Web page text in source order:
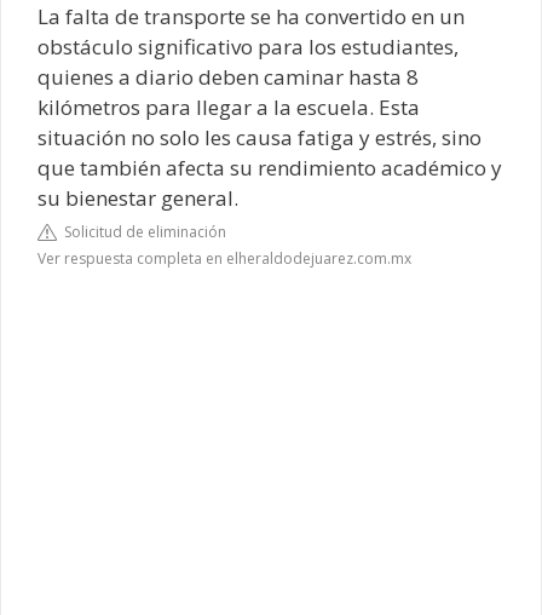
La falta de transporte se ha convertido en un
obstáculo significativo para los estudiantes,
quienes a diario deben caminar hasta 8
kilómetros para llegar a la escuela. Esta
situación no solo les causa fatiga y estrés, sino
que también afecta su rendimiento académico y
su bienestar general.
Solicitud de eliminación
Ver respuesta completa en elheraldodejuarez.com.mx